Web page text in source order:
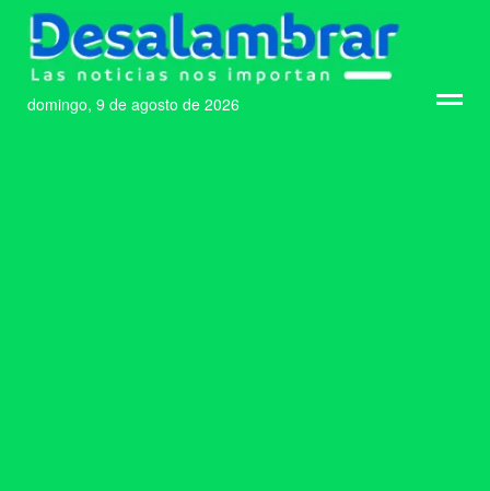
domingo, 9 de agosto de 2026